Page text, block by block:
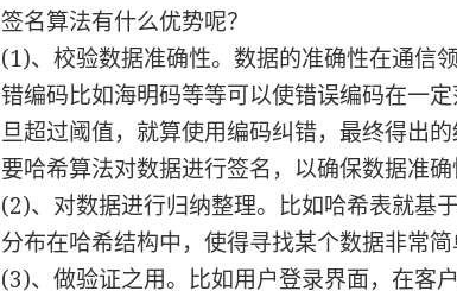
签名算法有什么优势呢？
(1)、校验数据准确性。数据的准确性在通信
错编码比如海明码等等可以使错误编码在一
旦超过阈值，就算使用编码纠错，最终得出
要哈希算法对数据进行签名，以确保数据准确
(2)、对数据进行归纳整理。比如哈希表就基
分布在哈希结构中，使得寻找某个数据非常简
(3)、做验证之用。比如用户登录界面，在客